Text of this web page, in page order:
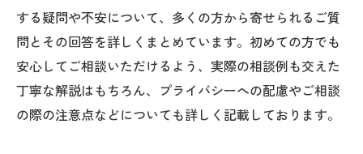
する疑問や不安について、多くの方から寄せられるご質
問とその回答を詳しくまとめています。初めての方でも
安心してご相談いただけるよう、実際の相談例も交えた
丁寧な解説はもちろん、プライバシーへの配慮やご相談
の際の注意点などについても詳しく記載しております。